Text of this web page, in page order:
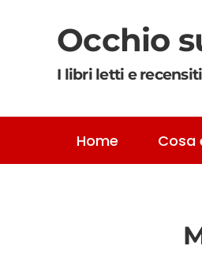
Skip to main content
Occhio
I libri letti e
Home Cosa